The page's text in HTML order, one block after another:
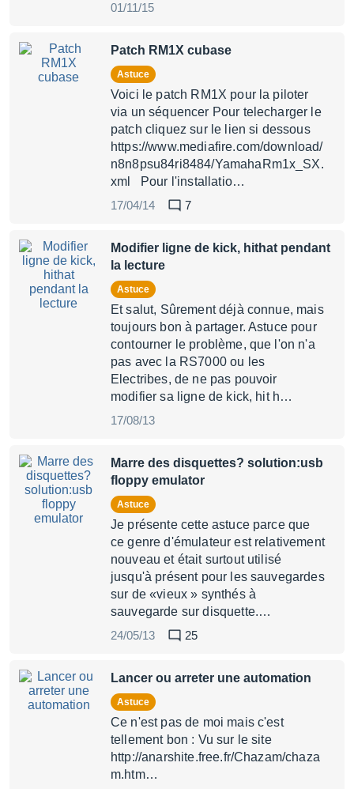
01/11/15
Patch RM1X cubase
Astuce
Voici le patch RM1X pour la piloter
via un séquencer Pour telecharger le
patch cliquez sur le lien si dessous
https://www.mediafire.com/download/
n8n8psu84ri8484/YamahaRm1x_SX.
xml Pour l'installatio…
17/04/14
7
Modifier ligne de kick, hithat pendant
la lecture
Astuce
Et salut, Sûrement déjà connue, mais
toujours bon à partager. Astuce pour
contourner le problème, que l'on n'a
pas avec la RS7000 ou les
Electribes, de ne pas pouvoir
modifier sa ligne de kick, hit h…
17/08/13
Marre des disquettes? solution:usb
floppy emulator
Astuce
Je présente cette astuce parce que
ce genre d'émulateur est relativement
nouveau et était surtout utilisé
jusqu'à présent pour les sauvegardes
sur de «vieux » synthés à
sauvegarde sur disquette.…
24/05/13
25
Lancer ou arreter une automation
Astuce
Ce n'est pas de moi mais c'est
tellement bon : Vu sur le site
http://anarshite.free.fr/Chazam/chaza
m.htm…